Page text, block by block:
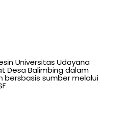
Universitas Udayana
Desa Balimbing dalam
bersbasis sumber melalui